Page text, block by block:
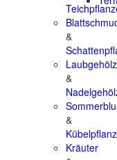
&
&
&
Kräuter